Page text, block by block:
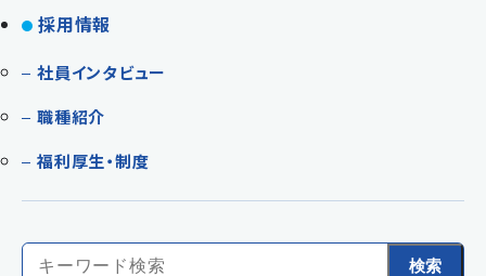
採用情報
社員インタビュー
職種紹介
福利厚生・制度
Search 検索